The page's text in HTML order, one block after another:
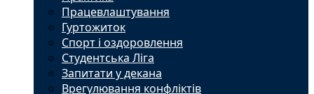
Працевлаштування
Гуртожиток
Спорт і оздоровлення
Студентська Ліга
Запитати у декана
Врегулювання конфліктів